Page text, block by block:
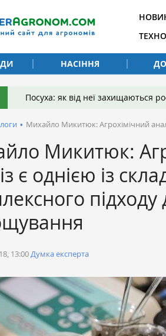
НАСІННЯ
Посуха: як від неї захищаються
• Михайло Микитюк: Агрохімічний
Микитюк:
є однією із
підходу
13:00Думка експерта